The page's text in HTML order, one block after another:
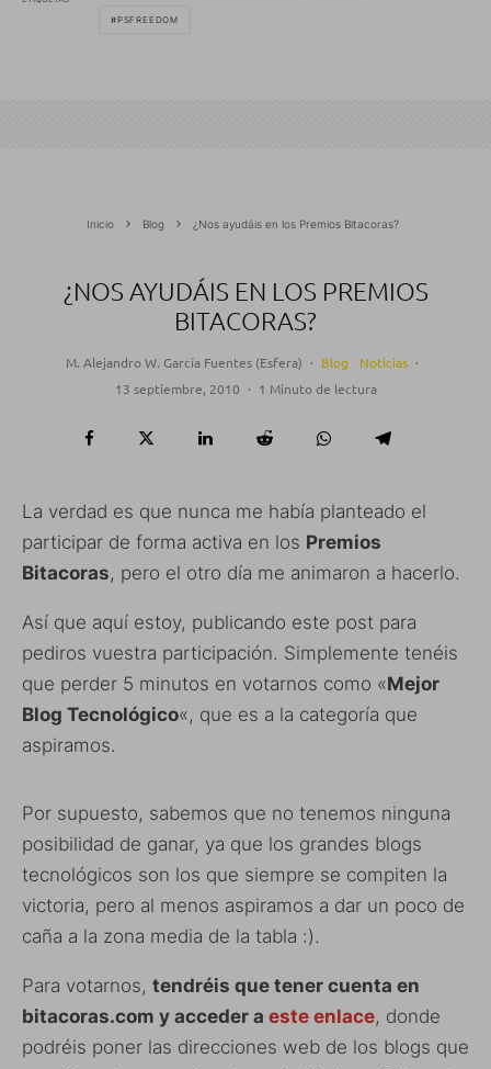
PSFREEDOM
Inicio Blog ¿Nos ayudáis en los Premios Bitacoras?
¿NOS AYUDÁIS EN LOS PREMIOS
BITACORAS?
M. Alejandro W. García Fuentes (Esfera) · Blog Noticias ·
13 septiembre, 2010 · 1 Minuto de lectura
La verdad es que nunca me había planteado el
participar de forma activa en los Premios
Bitacoras, pero el otro día me animaron a hacerlo.
Así que aquí estoy, publicando este post para
pediros vuestra participación. Simplemente tenéis
que perder 5 minutos en votarnos como «Mejor
Blog Tecnológico«, que es a la categoría que
aspiramos.
Por supuesto, sabemos que no tenemos ninguna
posibilidad de ganar, ya que los grandes blogs
tecnológicos son los que siempre se compiten la
victoria, pero al menos aspiramos a dar un poco de
caña a la zona media de la tabla :).
Para votarnos, tendréis que tener cuenta en
bitacoras.com y acceder a este enlace, donde
podréis poner las direcciones web de los blogs que